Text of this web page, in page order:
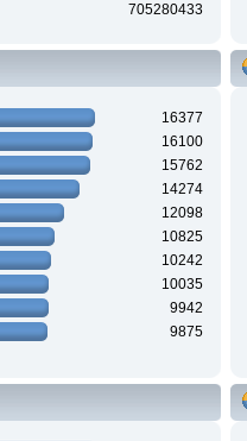
705280433
16377
16100
15762
14274
12098
10825
10242
10035
9942
9875